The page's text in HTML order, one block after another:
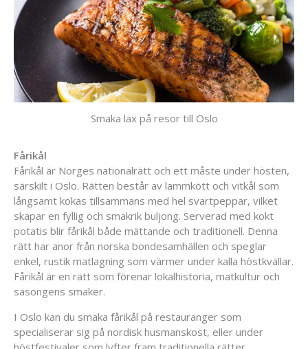
Smaka lax på resor till Oslo
Fårikål
Fårikål är Norges nationalrätt och ett måste under hösten,
särskilt i Oslo. Rätten består av lammkött och vitkål som
långsamt kokas tillsammans med hel svartpeppar, vilket
skapar en fyllig och smakrik buljong. Serverad med kokt
potatis blir fårikål både mättande och traditionell. Denna
rätt har anor från norska bondesamhällen och speglar
enkel, rustik matlagning som värmer under kalla höstkvällar.
Fårikål är en rätt som förenar lokalhistoria, matkultur och
säsongens smaker.
I Oslo kan du smaka fårikål på restauranger som
specialiserar sig på nordisk husmanskost, eller under